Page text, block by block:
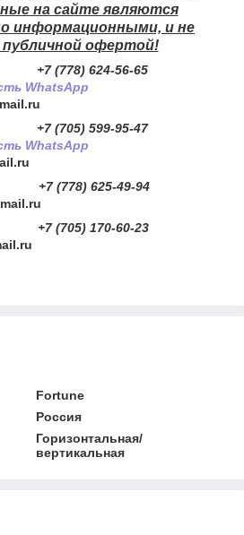
на сайте являются
информационными, и не
публичной офертой!
(778) 624-56-65
(705) 599-95-47
(778) 625-49-94
+7 (705) 170-60-23
Fortune
Россия
Горизонтальная/
вертикальная